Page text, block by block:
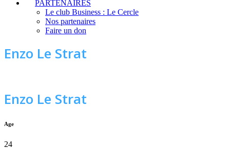
PARTENAIRES
Le club Business : Le Cercle
Nos partenaires
Faire un don
Enzo Le Strat
Enzo Le Strat
Age
24